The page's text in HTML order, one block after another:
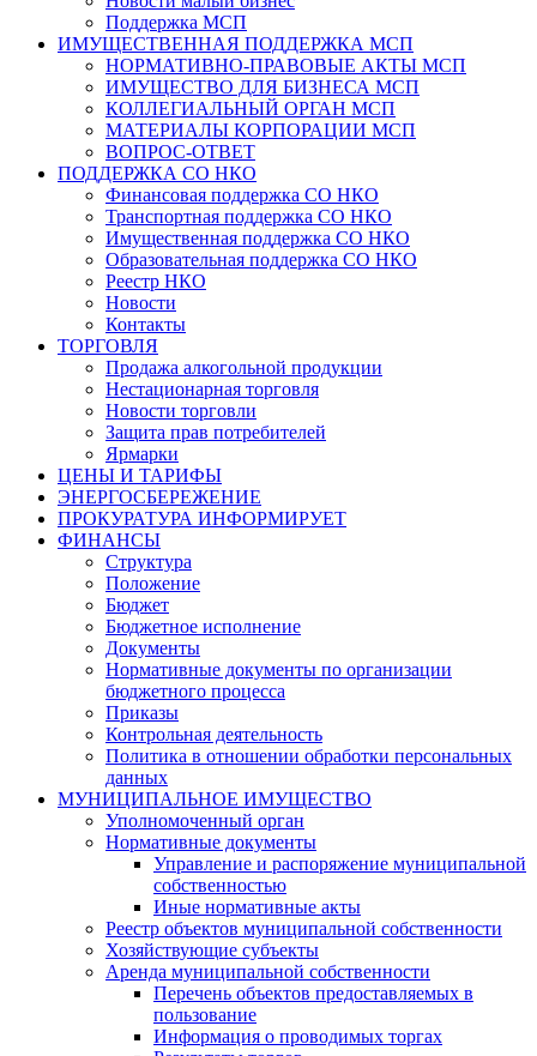
Поддержка МСП
ИМУЩЕСТВЕННАЯ ПОДДЕРЖКА МСП
НОРМАТИВНО-ПРАВОВЫЕ АКТЫ МСП
ИМУЩЕСТВО ДЛЯ БИЗНЕСА МСП
КОЛЛЕГИАЛЬНЫЙ ОРГАН МСП
МАТЕРИАЛЫ КОРПОРАЦИИ МСП
ВОПРОС-ОТВЕТ
ПОДДЕРЖКА СО НКО
Финансовая поддержка СО НКО
Транспортная поддержка СО НКО
Имущественная поддержка СО НКО
Образовательная поддержка СО НКО
Реестр НКО
Новости
Контакты
ТОРГОВЛЯ
Продажа алкогольной продукции
Нестационарная торговля
Новости торговли
Защита прав потребителей
Ярмарки
ЦЕНЫ И ТАРИФЫ
ЭНЕРГОСБЕРЕЖЕНИЕ
ПРОКУРАТУРА ИНФОРМИРУЕТ
ФИНАНСЫ
Структура
Положение
Бюджет
Бюджетное исполнение
Документы
Нормативные документы по организации
бюджетного процесса
Приказы
Контрольная деятельность
Политика в отношении обработки персональных
данных
МУНИЦИПАЛЬНОЕ ИМУЩЕСТВО
Уполномоченный орган
Нормативные документы
Управление и распоряжение муниципальной
собственностью
Иные нормативные акты
Реестр объектов муниципальной собственности
Хозяйствующие субъекты
Аренда муниципальной собственности
Перечень объектов предоставляемых в
пользование
Информация о проводимых торгах